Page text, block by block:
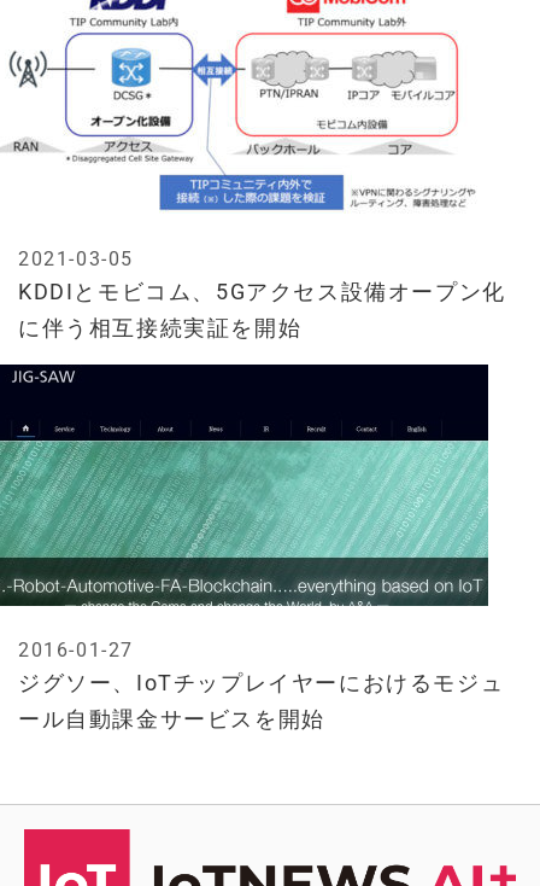
KDDIとモビコム、5Gアクセス設備オープン化
に伴う相互接続実証を開始
2021-03-05
ジグソー、IoTチップレイヤーにおけるモジュ
ール自動課金サービスを開始
2016-01-27